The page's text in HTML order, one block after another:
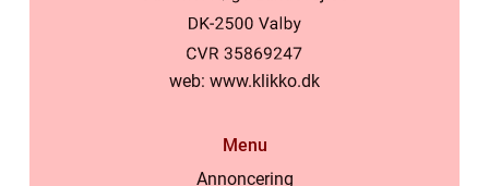
web: www.klikko.dk
Menu
Annoncering